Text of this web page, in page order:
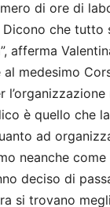
di ore di
che tutto
afferma
medesimo
è quello che
ad
neanche
deciso di
si trovano